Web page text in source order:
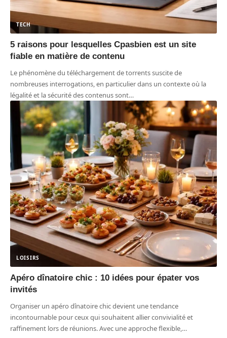
TECH
5 raisons pour lesquelles Cpasbien est un site
fiable en matière de contenu
Le phénomène du téléchargement de torrents suscite de
nombreuses interrogations, en particulier dans un contexte où la
légalité et la sécurité des contenus sont…
LOISIRS
Apéro dînatoire chic : 10 idées pour épater vos
invités
Organiser un apéro dînatoire chic devient une tendance
incontournable pour ceux qui souhaitent allier convivialité et
raffinement lors de réunions. Avec une approche flexible,…